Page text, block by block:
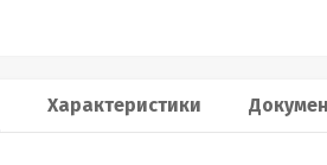
Характеристики